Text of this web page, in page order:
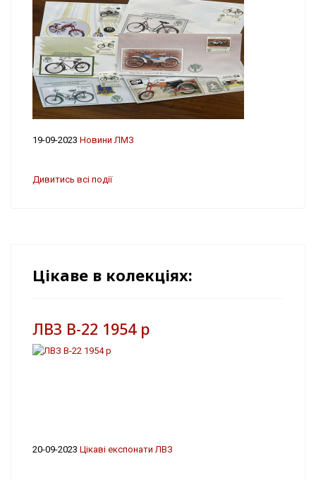
19-09-2023 Новини ЛМЗ
Дивитись всі події
Цікаве в колекціях:
ЛВЗ В-22 1954 р
20-09-2023 Цікаві експонати ЛВЗ